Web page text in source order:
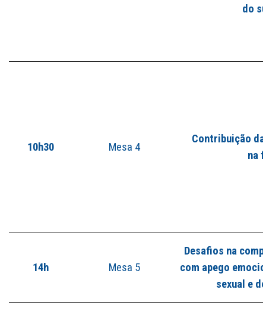
do
10h30 Mesa 4
Contribuição
na
14h Mesa 5
Desafios na
com apego
sexual e